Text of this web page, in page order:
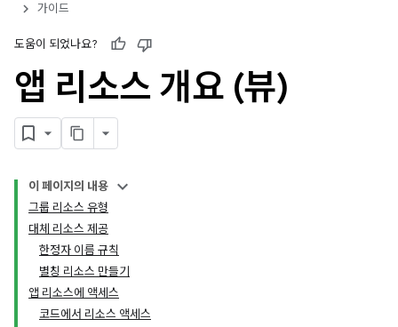
가이드
도움이 되었나요?
앱 리소스 개요 (뷰)
이 페이지의 내용
그룹 리소스 유형
대체 리소스 제공
한정자 이름 규칙
별칭 리소스 만들기
앱 리소스에 액세스
코드에서 리소스 액세스